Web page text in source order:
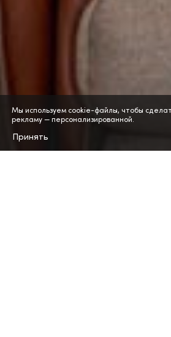
Мы используем cookie-файлы, чтобы
рекламу — персонализированной.
Принять